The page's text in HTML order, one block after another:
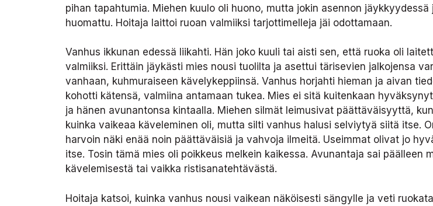
pihan tapahtumia. Miehen kuulo oli huono, mutta jokin asennon
huomattu. Hoitaja laittoi ruoan valmiiksi tarjottimelleja jäi odottamaan.
Vanhus ikkunan edessä Iiikahti. Hän joko kuuli tai aisti sen, että ruoka oli
valmiiksi. Erittäin jäykästi mies nousi tuolilta ja asettui tärisevien jalkojensa
vanhaan, kuhmuraiseen kävelykeppiinsä. Vanhus horjahti hieman ja aivan
kohotti kätensä, valmiina antamaan tukea. Mies ei sitä kuitenkaan
ja hänen avunantonsa kintaalla. Miehen silmät Ieimusivat päättäväisyyttä,
kuinka vaikeaa käveleminen oli, mutta silti vanhus halusi selviytyä siitä itse.
harvoin näki enää noin päättäväisiä ja vahvoja ilmeitä. Useimmat olivat jo
itse. Tosin tämä mies oli poikkeus melkein kaikessa. Avunantaja sai
kävelemisestä tai vaikka ristisanatehtävästä.
Hoitaja katsoi, kuinka vanhus nousi vaikean näköisesti sängylle ja veti